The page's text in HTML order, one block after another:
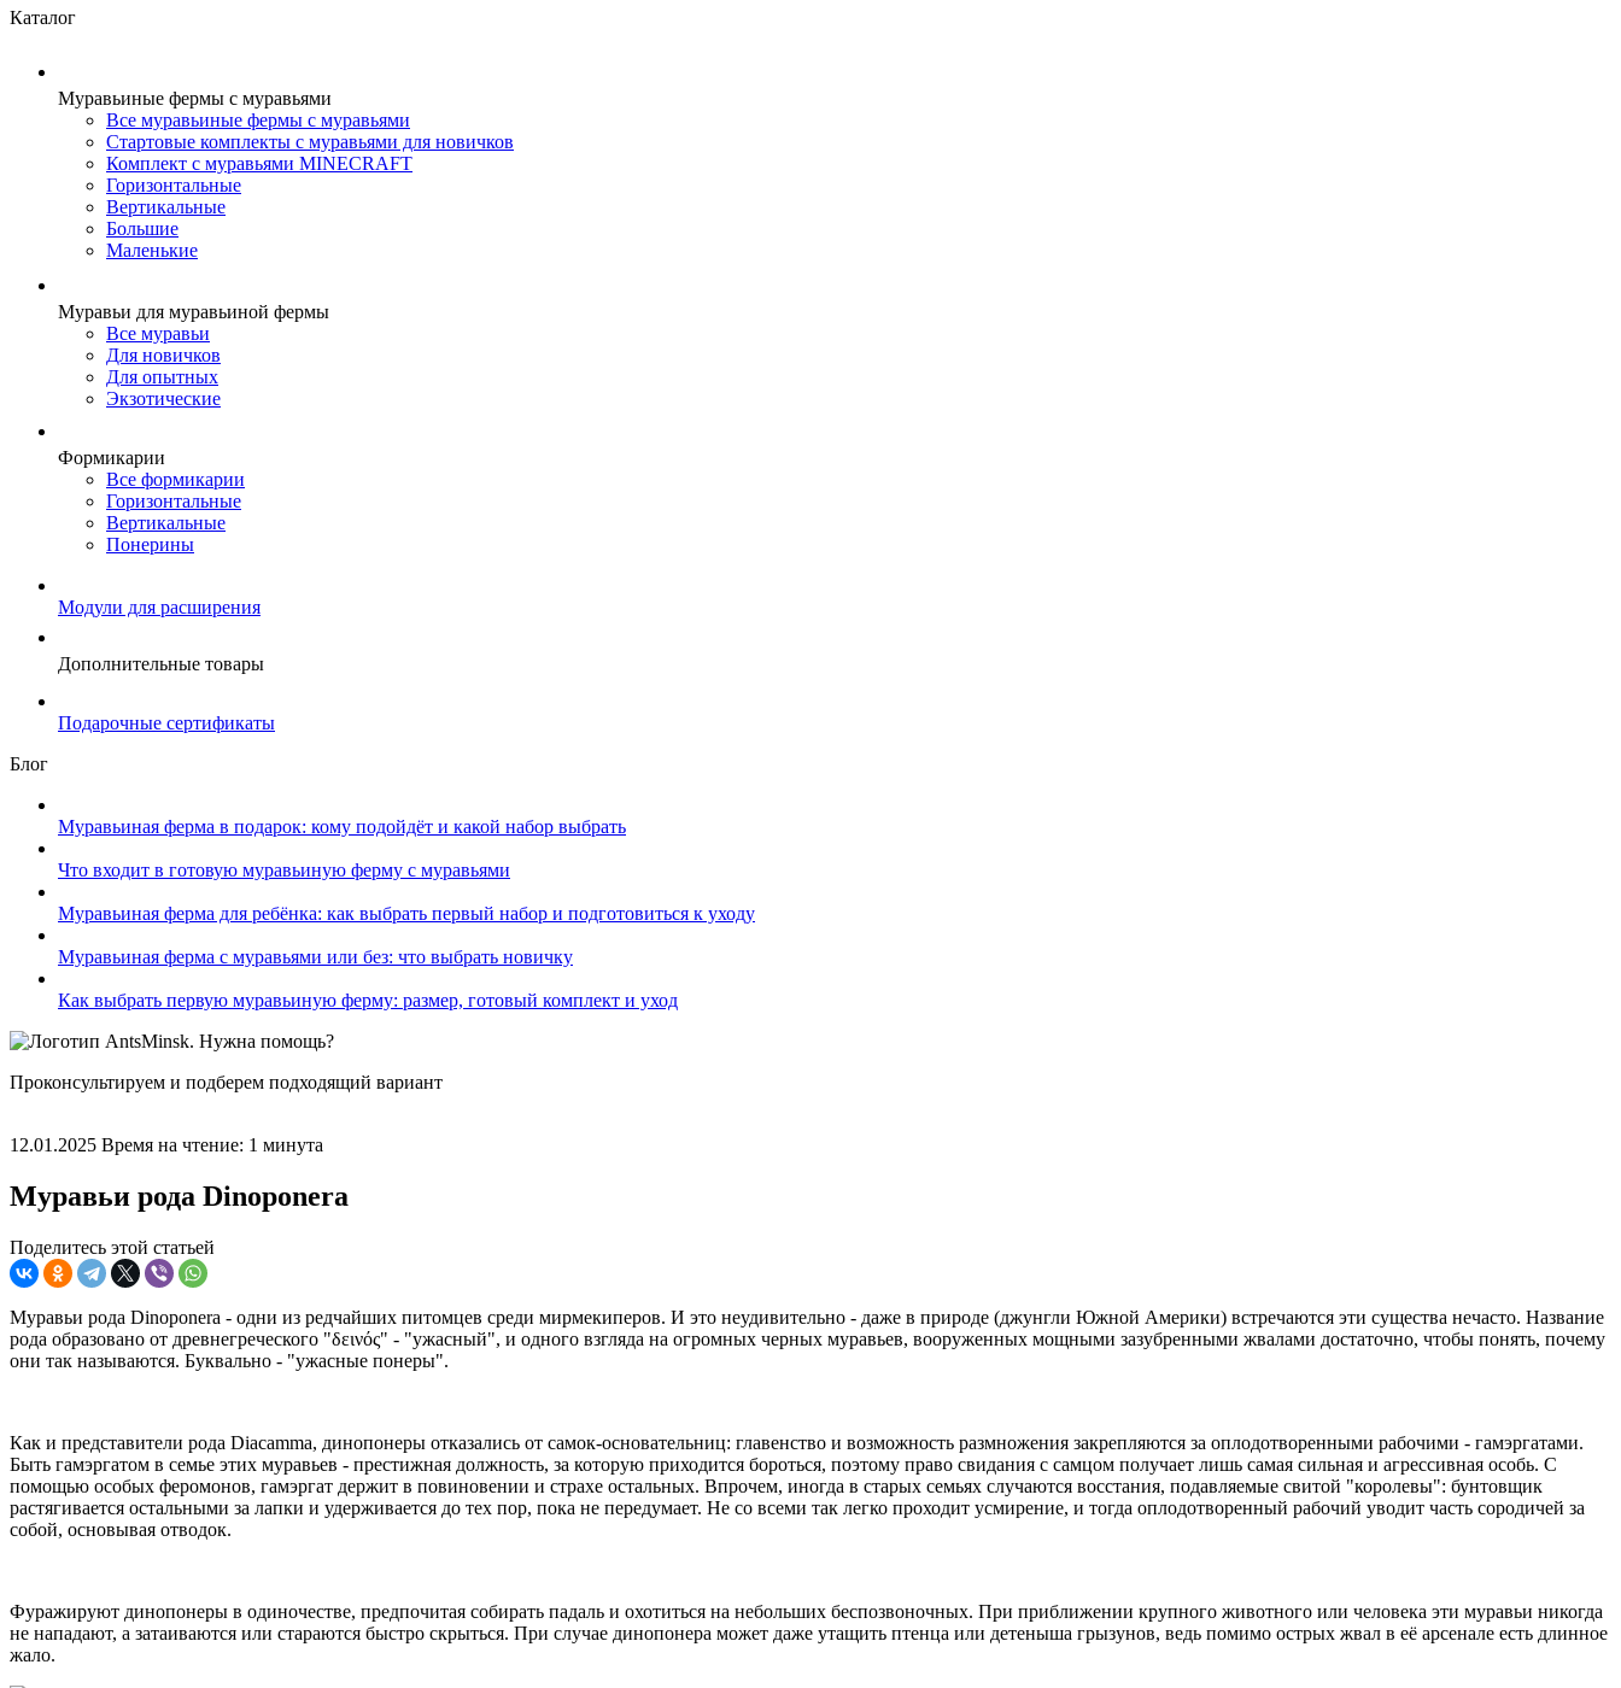
Каталог
Муравьиные фермы с муравьями
Все муравьиные фермы с муравьями
Стартовые комплекты с муравьями для новичков
Комплект с муравьями MINECRAFT
Горизонтальные
Вертикальные
Большие
Маленькие
Муравьи для муравьиной фермы
Все муравьи
Для новичков
Для опытных
Экзотические
Формикарии
Все формикарии
Горизонтальные
Вертикальные
Понерины
Модули для расширения
Дополнительные товары
Подарочные сертификаты
Блог
Муравьиная ферма в подарок: кому подойдёт и какой набор выбрать
Что входит в готовую муравьиную ферму с муравьями
Муравьиная ферма для ребёнка: как выбрать первый набор и подготовиться к уходу
Муравьиная ферма с муравьями или без: что выбрать новичку
Как выбрать первую муравьиную ферму: размер, готовый комплект и уход
Нужна помощь?
Проконсультируем и подберем подходящий вариант
12.01.2025 Время на чтение: 1 минута
Муравьи рода Dinoponera
Поделитесь этой статьей
Муравьи рода Dinoponera - одни из редчайших питомцев среди мирмекиперов. И это неудивительно - даже в природе (джунгли Южной Америки) встречаются эти существа нечасто. Название
рода образовано от древнегреческого "δεινός" - "ужасный", и одного взгляда на огромных черных муравьев, вооруженных мощными зазубренными жвалами достаточно, чтобы понять, почему
они так называются. Буквально - "ужасные понеры".
Как и представители рода Diacamma, динопонеры отказались от самок-основательниц: главенство и возможность размножения закрепляются за оплодотворенными рабочими - гамэргатами.
Быть гамэргатом в семье этих муравьев - престижная должность, за которую приходится бороться, поэтому право свидания с самцом получает лишь самая сильная и агрессивная особь. С
помощью особых феромонов, гамэргат держит в повиновении и страхе остальных. Впрочем, иногда в старых семьях случаются восстания, подавляемые свитой "королевы": бунтовщик
растягивается остальными за лапки и удерживается до тех пор, пока не передумает. Не со всеми так легко проходит усмирение, и тогда оплодотворенный рабочий уводит часть сородичей за
собой, основывая отводок.
Фуражируют динопонеры в одиночестве, предпочитая собирать падаль и охотиться на небольших беспозвоночных. При приближении крупного животного или человека эти муравьи никогда
не нападают, а затаиваются или стараются быстро скрыться. При случае динопонера может даже утащить птенца или детеныша грызунов, ведь помимо острых жвал в её арсенале есть длинное
жало.